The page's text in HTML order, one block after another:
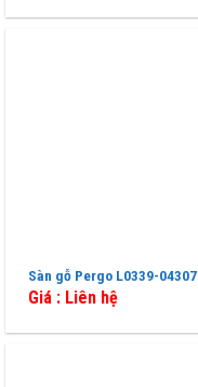
Sàn gỗ Pergo L0339-04307
Giá : Liên hệ